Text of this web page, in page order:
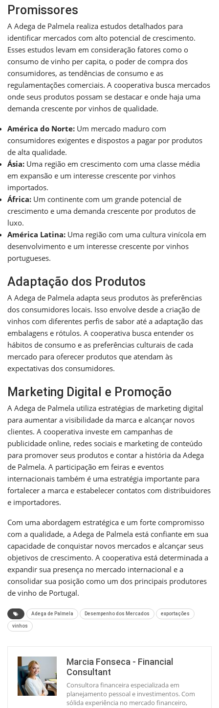
Promissores
A Adega de Palmela realiza estudos detalhados para
identificar mercados com alto potencial de crescimento.
Esses estudos levam em consideração fatores como o
consumo de vinho per capita, o poder de compra dos
consumidores, as tendências de consumo e as
regulamentações comerciais. A cooperativa busca mercados
onde seus produtos possam se destacar e onde haja uma
demanda crescente por vinhos de qualidade.
América do Norte: Um mercado maduro com
consumidores exigentes e dispostos a pagar por produtos
de alta qualidade.
Ásia: Uma região em crescimento com uma classe média
em expansão e um interesse crescente por vinhos
importados.
África: Um continente com um grande potencial de
crescimento e uma demanda crescente por produtos de
luxo.
América Latina: Uma região com uma cultura vinícola em
desenvolvimento e um interesse crescente por vinhos
portugueses.
Adaptação dos Produtos
A Adega de Palmela adapta seus produtos às preferências
dos consumidores locais. Isso envolve desde a criação de
vinhos com diferentes perfis de sabor até a adaptação das
embalagens e rótulos. A cooperativa busca entender os
hábitos de consumo e as preferências culturais de cada
mercado para oferecer produtos que atendam às
expectativas dos consumidores.
Marketing Digital e Promoção
A Adega de Palmela utiliza estratégias de marketing digital
para aumentar a visibilidade da marca e alcançar novos
clientes. A cooperativa investe em campanhas de
publicidade online, redes sociais e marketing de conteúdo
para promover seus produtos e contar a história da Adega
de Palmela. A participação em feiras e eventos
internacionais também é uma estratégia importante para
fortalecer a marca e estabelecer contatos com distribuidores
e importadores.
Com uma abordagem estratégica e um forte compromisso
com a qualidade, a Adega de Palmela está confiante em sua
capacidade de conquistar novos mercados e alcançar seus
objetivos de crescimento. A cooperativa está determinada a
expandir sua presença no mercado internacional e a
consolidar sua posição como um dos principais produtores
de vinho de Portugal.
Adega de Palmela Desempenho dos Mercados exportações
vinhos
Marcia Fonseca - Financial
Consultant
Consultora financeira especializada em
planejamento pessoal e investimentos. Com
sólida experiência no mercado financeiro,